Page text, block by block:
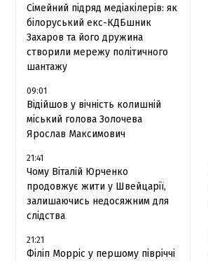
Сімейний підряд медіакілерів: як
білоруський екс-КДБшник
Захаров та його дружина
створили мережу політичного
шантажу
09:01
Відійшов у вічність колишній
міський голова Золочева
Ярослав Максимович
21:41
Чому Віталій Юрченко
продовжує жити у Швейцарії,
залишаючись недосяжним для
слідства
21:21
Філіп Морріс у першому півріччі